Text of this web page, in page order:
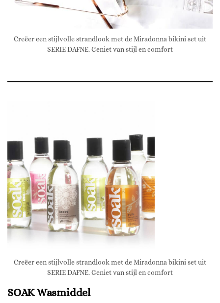
Creëer een stijlvolle strandlook met de Miradonna bikini set uit
SERIE DAFNE. Geniet van stijl en comfort
Creëer een stijlvolle strandlook met de Miradonna bikini set uit
SERIE DAFNE. Geniet van stijl en comfort
SOAK Wasmiddel